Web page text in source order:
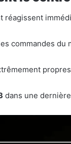
réagissent
commandes
dans une